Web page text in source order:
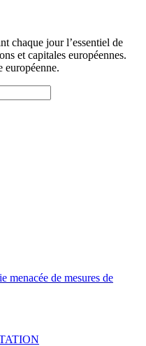
chaque jour l’essentiel de
et capitales européennes.
européenne.
menacée de mesures de